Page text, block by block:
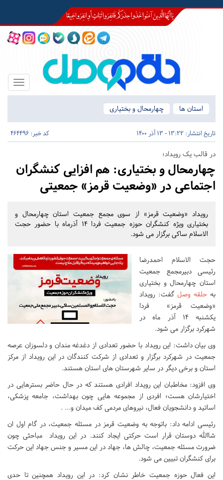
Toggle
استان ها
چهارمحال و بختیاری
تاریخ انتشار: 13:22 - 13 آذر 1400 کد خبر: 464496
در قالب یک رویداد؛
چهارمحال و بختیاری: هم افزایی کنشگران
اجتماعی در «وضعیت قرمز» جمعیتی
رویداد «وضعیت قرمز» از سوی مجمع جمعیت استان چهارمحال و
بختیاری ویژه کنشگران حوزه جمعیت فردا 14 آذرماه با حضور حجت
الاسلام ساکی برگزار می شود.
حجت الاسلام احمدرضا
رئیسی دبیرمجمع جمعیت
استان چهارمحال و بختیاری
به حلقه وصل گفت: رویداد
«وضعیت قرمز» فردا
یکشنبه 14 آذر ماه در
شهرکرد برگزار می شود.
وی بیان داشت: این رویداد با حضور تعدادی از دغدغه مندان و دلسوزان عرصه
جمعیت در شهرکرد برگزار و تعدادی از شرکت کنندگان در این رویداد از مرکز
استان و برخی دیگر در سایر شهرستان های استان هستند.
وی افزود: مخاطبان این رویداد افرادی هستند که در حال حاضر بسترهایی در
اختیارشان هست؛ افردی از مجموعه هایی چون بهداشت، جامعه پزشکی،
اساتید و دانشجویان فعال، نیروهای مردمی کف میدان و... .
رئیسی ادامه داد: باتوجه به وضعیت قرمز در مسئله جمعیت، در گام اول ان
شاالله دوستان قرار است حرکتی ایجاد کنند. در این رویداد مباحثی چون
ضرورت مسئله جمعیت، چالش ها، جهاد در این مسیر و جنس جهاد این حرکت
برای کنشگران تبیین می شود.
این فعال حوزه جمعیت خاطر نشان کرد: در این رویداد همچنین تا حدی